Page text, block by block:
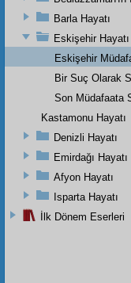
Barla Hayatı
Eskişehir Hayatı
Eskişehir
Bir Suç Olarak
Son Müdafaata
Kastamonu Hayatı
Denizli Hayatı
Emirdağı Hayatı
Afyon Hayatı
Isparta Hayatı
İlk Dönem Eserleri